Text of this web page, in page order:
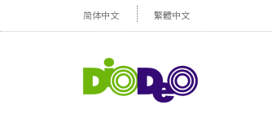
简体中文 繁體中文